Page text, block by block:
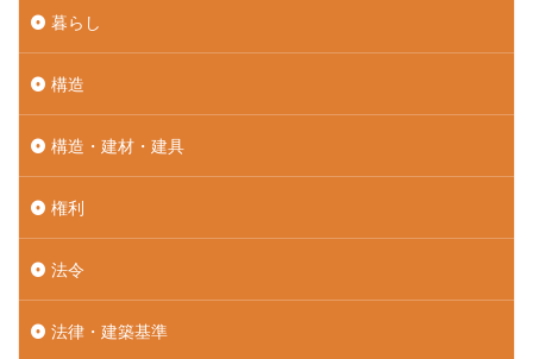
暮らし
構造
構造・建材・建具
権利
法令
法律・建築基準